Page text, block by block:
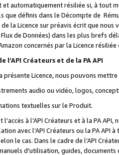
et automatiquement résiliée si, à
que définis dans le Décompte de
la Licence sur préavis écrit que
Flux de Données) dans les plus
concernés par la Licence
Créateurs et de la PA API
présente Licence, nous pouvons
audio ou vidéo, logos,
textuelles sur le Produit.
à l’API Créateurs et à la PA
avec l’API Créateurs ou la PA
le cas. Dans le cadre de l’API
d'utilisation, guides,